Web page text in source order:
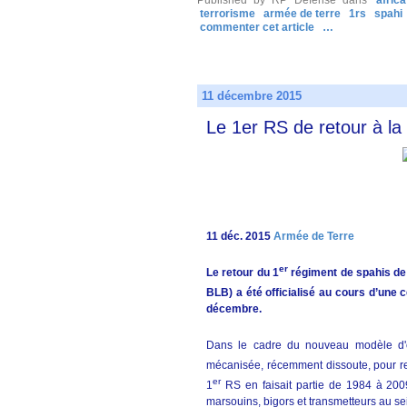
terrorisme
armée de terre 1rs
spahi
commenter cet article
…
11 décembre 2015
Le 1er RS de retour à la
11 déc. 2015 Armée de Terre
Le retour du 1errégiment de spahis
BLB) a été officialisé au cours d’une
décembre.
Dans le cadre du nouveau modèle
mécanisée, récemment dissoute, pour
1er
RS en faisait partie de 1984 à
marsouins, bigors et transmetteurs au